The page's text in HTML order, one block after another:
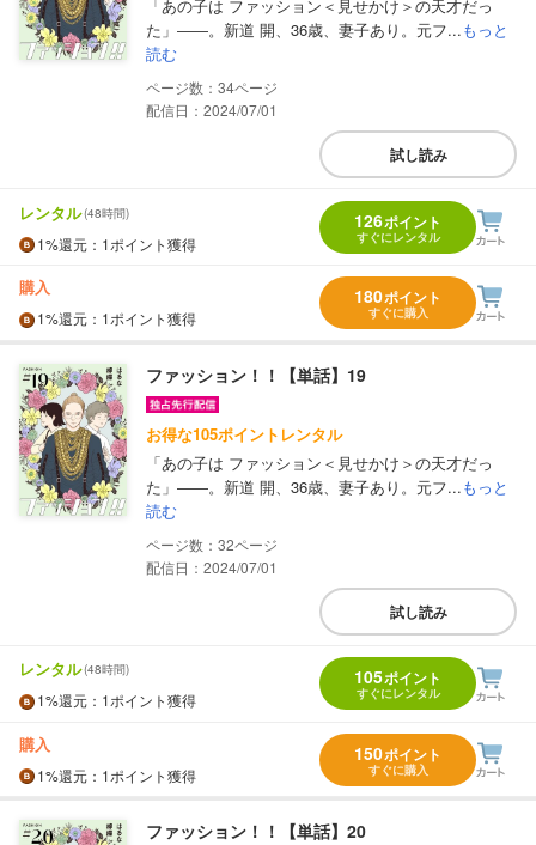
「あの子は ファッション＜見せかけ＞の天才だっ
た」――。新道 開、36歳、妻子あり。元フ...もっと
読む
34
配信日：2024/07/01
試し読み
レンタル(48時間)
1%還元 ：1ポイント獲得
126ポイント
すぐにレンタル
購入
1%還元 ：1ポイント獲得
180ポイント
すぐに購入
ファッション！！【単話】19
お得な105ポイントレンタル
「あの子は ファッション＜見せかけ＞の天才だっ
た」――。新道 開、36歳、妻子あり。元フ...もっと
読む
32
配信日：2024/07/01
試し読み
レンタル(48時間)
1%還元 ：1ポイント獲得
105ポイント
すぐにレンタル
購入
1%還元 ：1ポイント獲得
150ポイント
すぐに購入
ファッション！！【単話】20